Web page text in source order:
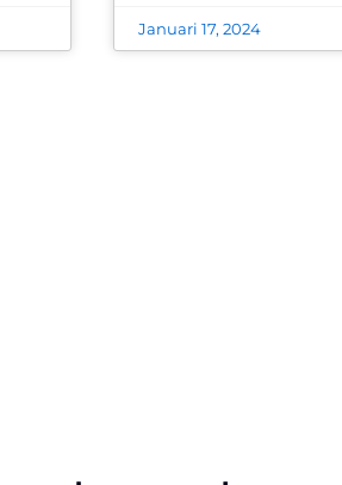
Januari 17, 2024